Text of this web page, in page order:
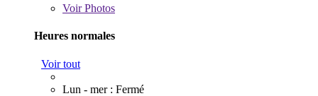
VoirPhotos
Heures normales
Voir tout
Lun - mer : Fermé